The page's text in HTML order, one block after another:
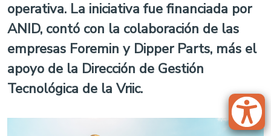
operativa. La iniciativa fue financiada por
ANID, contó con la colaboración de las
empresas Foremin y Dipper Parts, más el
apoyo de la Dirección de Gestión
Tecnológica de la Vriic.